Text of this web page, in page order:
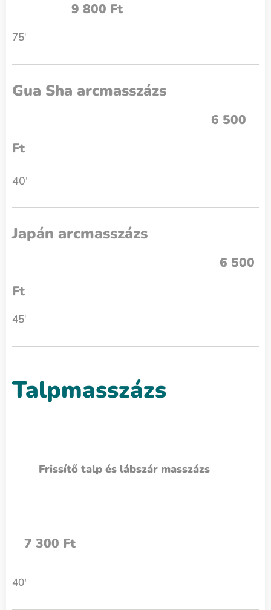
9 800 Ft
75'
Gua Sha arcmasszázs
6 500
Ft
40'
Japán arcmasszázs
6 500
Ft
45'
Talpmasszázs
Frissítő talp és lábszár masszázs
7 300 Ft
40'